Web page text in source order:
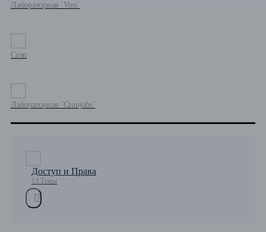
Лабораторная `Vim`
Cron
Лабораторная `Cronjobs`
Доступ и Права
13 Темы